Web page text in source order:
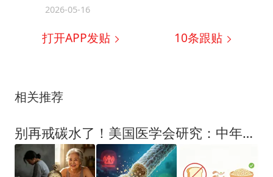
2026-05-16
打开APP发贴 10条跟贴
相关推荐
别再戒碳水了！美国医学会研究：中年吃对吃够，晚年大脑身体更好